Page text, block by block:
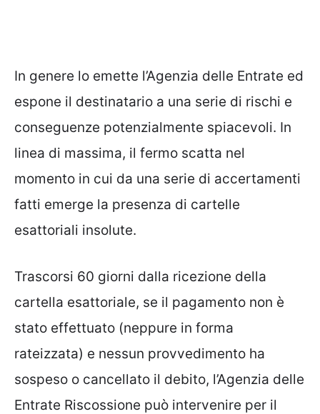
In genere lo emette l’Agenzia delle Entrate ed
espone il destinatario a una serie di rischi e
conseguenze potenzialmente spiacevoli. In
linea di massima, il fermo scatta nel
momento in cui da una serie di accertamenti
fatti emerge la presenza di cartelle
esattoriali insolute.
Trascorsi 60 giorni dalla ricezione della
cartella esattoriale, se il pagamento non è
stato effettuato (neppure in forma
rateizzata) e nessun provvedimento ha
sospeso o cancellato il debito, l’Agenzia delle
Entrate Riscossione può intervenire per il